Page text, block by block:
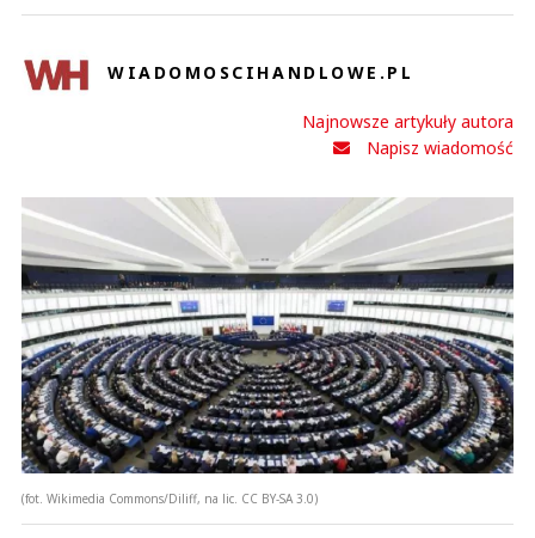
WIADOMOSCIHANDLOWE.PL
Najnowsze artykuły autora
Napisz wiadomość
(fot. Wikimedia Commons/Diliff, na lic. CC BY-SA 3.0)